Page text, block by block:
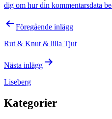
dig om hur din kommentarsdata
Inläggsnavigering
Föregående inlägg
Rut & Knut & lilla Tjut
Nästa inlägg
Liseberg
Kategorier